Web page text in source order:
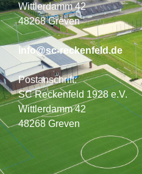
Wittlerdamm 42
48268 Greven
info@sc-reckenfeld.de
Postanschrift:
SC Reckenfeld 1928 e.V.
Wittlerdamm 42
48268 Greven